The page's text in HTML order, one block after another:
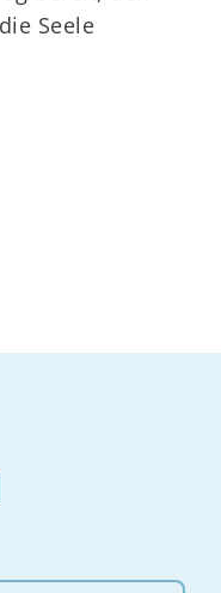
Seele